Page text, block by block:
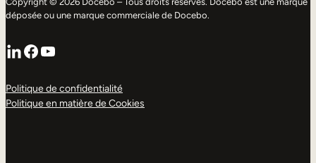
déposée ou une marque commerciale de Docebo.
LinkedIn
Facebook
YouTube
Politique de confidentialité
Politique en matière de Cookies